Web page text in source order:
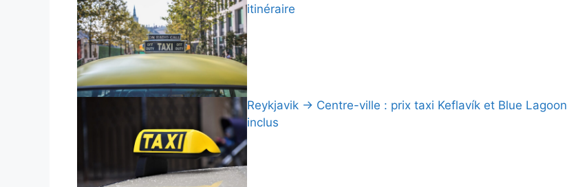
itinéraire
Reykjavik → Centre-ville : prix taxi Keflavík et Blue Lagoon
inclus